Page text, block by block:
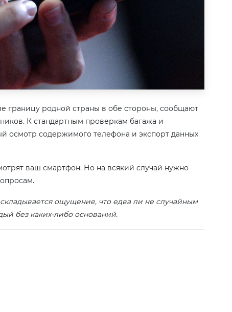
границу родной страны в обе стороны, сообщают
К стандартным проверкам багажа и
осмотр содержимого телефона и экспорт данных
ваш смартфон. Но на всякий случай нужно
ощущение, что едва ли не случайным
без каких-либо оснований.